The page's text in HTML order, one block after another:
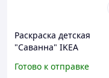
Раскраска детская
"Саванна" IKEA
Черно-белая 406.042.63
Готово к отправке